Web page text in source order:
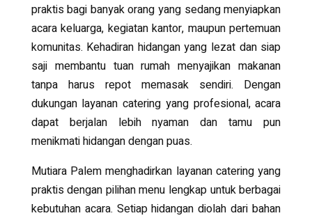
praktis bagi banyak orang yang sedang menyiapkan
acara keluarga, kegiatan kantor, maupun pertemuan
komunitas. Kehadiran hidangan yang lezat dan siap
saji membantu tuan rumah menyajikan makanan
tanpa harus repot memasak sendiri. Dengan
dukungan layanan catering yang profesional, acara
dapat berjalan lebih nyaman dan tamu pun
menikmati hidangan dengan puas.
Mutiara Palem menghadirkan layanan catering yang
praktis dengan pilihan menu lengkap untuk berbagai
kebutuhan acara. Setiap hidangan diolah dari bahan